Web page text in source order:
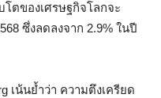
ตของเศรษฐกิจโลกจะ
ซึ่งลดลงจาก 2.9% ในปี
เน้นย้ำว่า ความตึงเครียด